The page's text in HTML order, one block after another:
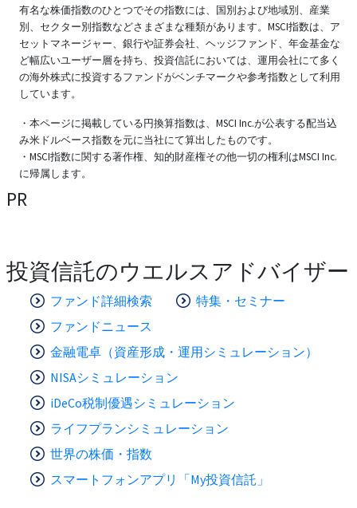
有名な株価指数のひとつでその指数には、国別および地域別、産業
別、セクター別指数などさまざまな種類があります。MSCI指数は、ア
セットマネージャー、銀行や証券会社、ヘッジファンド、年金基金な
ど幅広いユーザー層を持ち、投資信託においては、運用会社にて多く
の海外株式に投資するファンドがベンチマークや参考指数として利用
しています。
・本ページに掲載している円換算指数は、MSCI Inc.が公表する配当込
み米ドルベース指数を元に当社にて算出したものです。
・MSCI指数に関する著作権、知的財産権その他一切の権利はMSCI Inc.
に帰属します。
PR
投資信託のウエルスアドバイザー
ファンド詳細検索
特集・セミナー
ファンドニュース
金融電卓（資産形成・運用シミュレーション）
NISAシミュレーション
iDeCo税制優遇シミュレーション
ライフプランシミュレーション
世界の株価・指数
スマートフォンアプリ「My投資信託」